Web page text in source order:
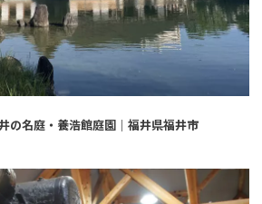
名庭・養浩館庭園｜福井県福井市